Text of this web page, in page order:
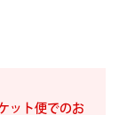
ット便でのお